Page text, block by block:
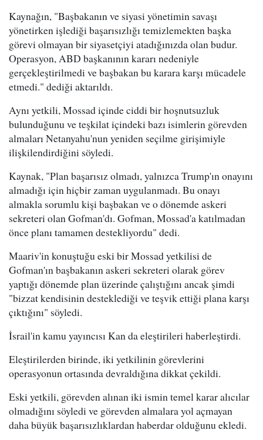
Kaynağın, "Başbakanın ve siyasi yönetimin savaşı
yönetirken işlediği başarısızlığı temizlemekten başka
görevi olmayan bir siyasetçiyi atadığınızda olan budur.
Operasyon, ABD başkanının kararı nedeniyle
gerçekleştirilmedi ve başbakan bu karara karşı mücadele
etmedi." dediği aktarıldı.
Aynı yetkili, Mossad içinde ciddi bir hoşnutsuzluk
bulunduğunu ve teşkilat içindeki bazı isimlerin görevden
almaları Netanyahu'nun yeniden seçilme girişimiyle
ilişkilendirdiğini söyledi.
Kaynak, "Plan başarısız olmadı, yalnızca Trump'ın onayını
almadığı için hiçbir zaman uygulanmadı. Bu onayı
almakla sorumlu kişi başbakan ve o dönemde askeri
sekreteri olan Gofman'dı. Gofman, Mossad'a katılmadan
önce planı tamamen destekliyordu" dedi.
Maariv'in konuştuğu eski bir Mossad yetkilisi de
Gofman'ın başbakanın askeri sekreteri olarak görev
yaptığı dönemde plan üzerinde çalıştığını ancak şimdi
"bizzat kendisinin desteklediği ve teşvik ettiği plana karşı
çıktığını" söyledi.
İsrail'in kamu yayıncısı Kan da eleştirileri haberleştirdi.
Eleştirilerden birinde, iki yetkilinin görevlerini
operasyonun ortasında devraldığına dikkat çekildi.
Eski yetkili, görevden alınan iki ismin temel karar alıcılar
olmadığını söyledi ve görevden almalara yol açmayan
daha büyük başarısızlıklardan haberdar olduğunu ekledi.